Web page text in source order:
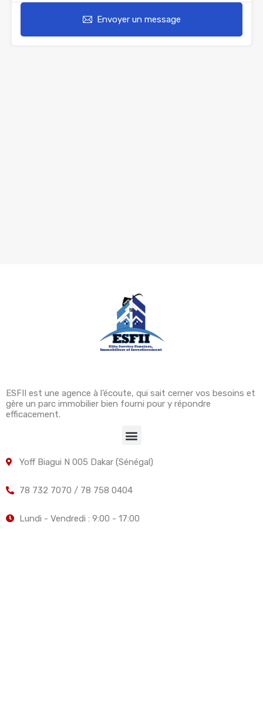
Envoyer un message
ESFII est une agence à l’écoute, qui sait cerner vos besoins et
gère un parc immobilier bien fourni pour y répondre
efficacement.
Yoff Biagui N 005 Dakar (Sénégal)
78 732 7070 / 78 758 0404
Lundi - Vendredi : 9:00 - 17:00